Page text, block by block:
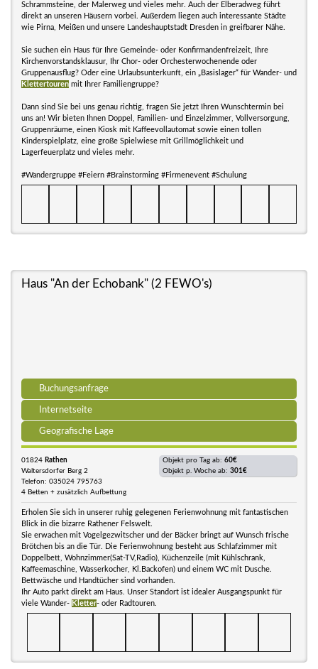
Schrammsteine, der Malerweg und vieles mehr. Auch der Elberadweg führt
direkt an unseren Häusern vorbei. Außerdem liegen auch interessante Städte
wie Pirna, Meißen und unsere Landeshauptstadt Dresden in greifbarer Nähe.
Sie suchen ein Haus für Ihre Gemeinde- oder Konfirmandenfreizeit, Ihre
Kirchenvorstandsklausur, Ihr Chor- oder Orchesterwochenende oder
Gruppenausflug? Oder eine Urlaubsunterkunft, ein „Basislager“ für Wander- und
Klettertouren mit Ihrer Familiengruppe?
Dann sind Sie bei uns genau richtig, fragen Sie jetzt Ihren Wunschtermin bei
uns an! Wir bieten Ihnen Doppel, Familien- und Einzelzimmer, Vollversorgung,
Gruppenräume, einen Kiosk mit Kaffeevollautomat sowie einen tollen
Kinderspielplatz, eine große Spielwiese mit Grillmöglichkeit und
Lagerfeuerplatz und vieles mehr.
#Wandergruppe #Feiern #Brainstorming #Firmenevent #Schulung
Haus "An der Echobank" (2 FEWO's)
Buchungsanfrage
Internetseite
Geografische Lage
01824 Rathen
Waltersdorfer Berg 2
Telefon: 035024 795763
4 Betten + zusätzlich Aufbettung
Objekt pro Tag ab: 60€
Objekt p. Woche ab: 301€
Erholen Sie sich in unserer ruhig gelegenen Ferienwohnung mit fantastischen
Blick in die bizarre Rathener Felswelt.
Sie erwachen mit Vogelgezwitscher und der Bäcker bringt auf Wunsch frische
Brötchen bis an die Tür. Die Ferienwohnung besteht aus Schlafzimmer mit
Doppelbett, Wohnzimmer(Sat-TV,Radio), Küchenzeile (mit Kühlschrank,
Kaffeemaschine, Wasserkocher, Kl.Backofen) und einem WC mit Dusche.
Bettwäsche und Handtücher sind vorhanden.
Ihr Auto parkt direkt am Haus. Unser Standort ist idealer Ausgangspunkt für
viele Wander- Kletter- oder Radtouren.